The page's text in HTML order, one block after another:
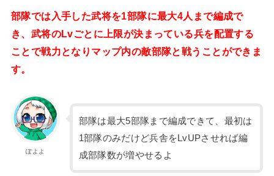
部隊では入手した武将を1部隊に最大4人まで編成で
き、武将のLvごとに上限が決まっている兵を配置する
ことで戦力となりマップ内の敵部隊と戦うことができま
す。
ぽよよ
部隊は最大5部隊まで編成できて、最初は
1部隊のみだけど兵舎をLvUPさせれば編
成部隊数が増やせるよ